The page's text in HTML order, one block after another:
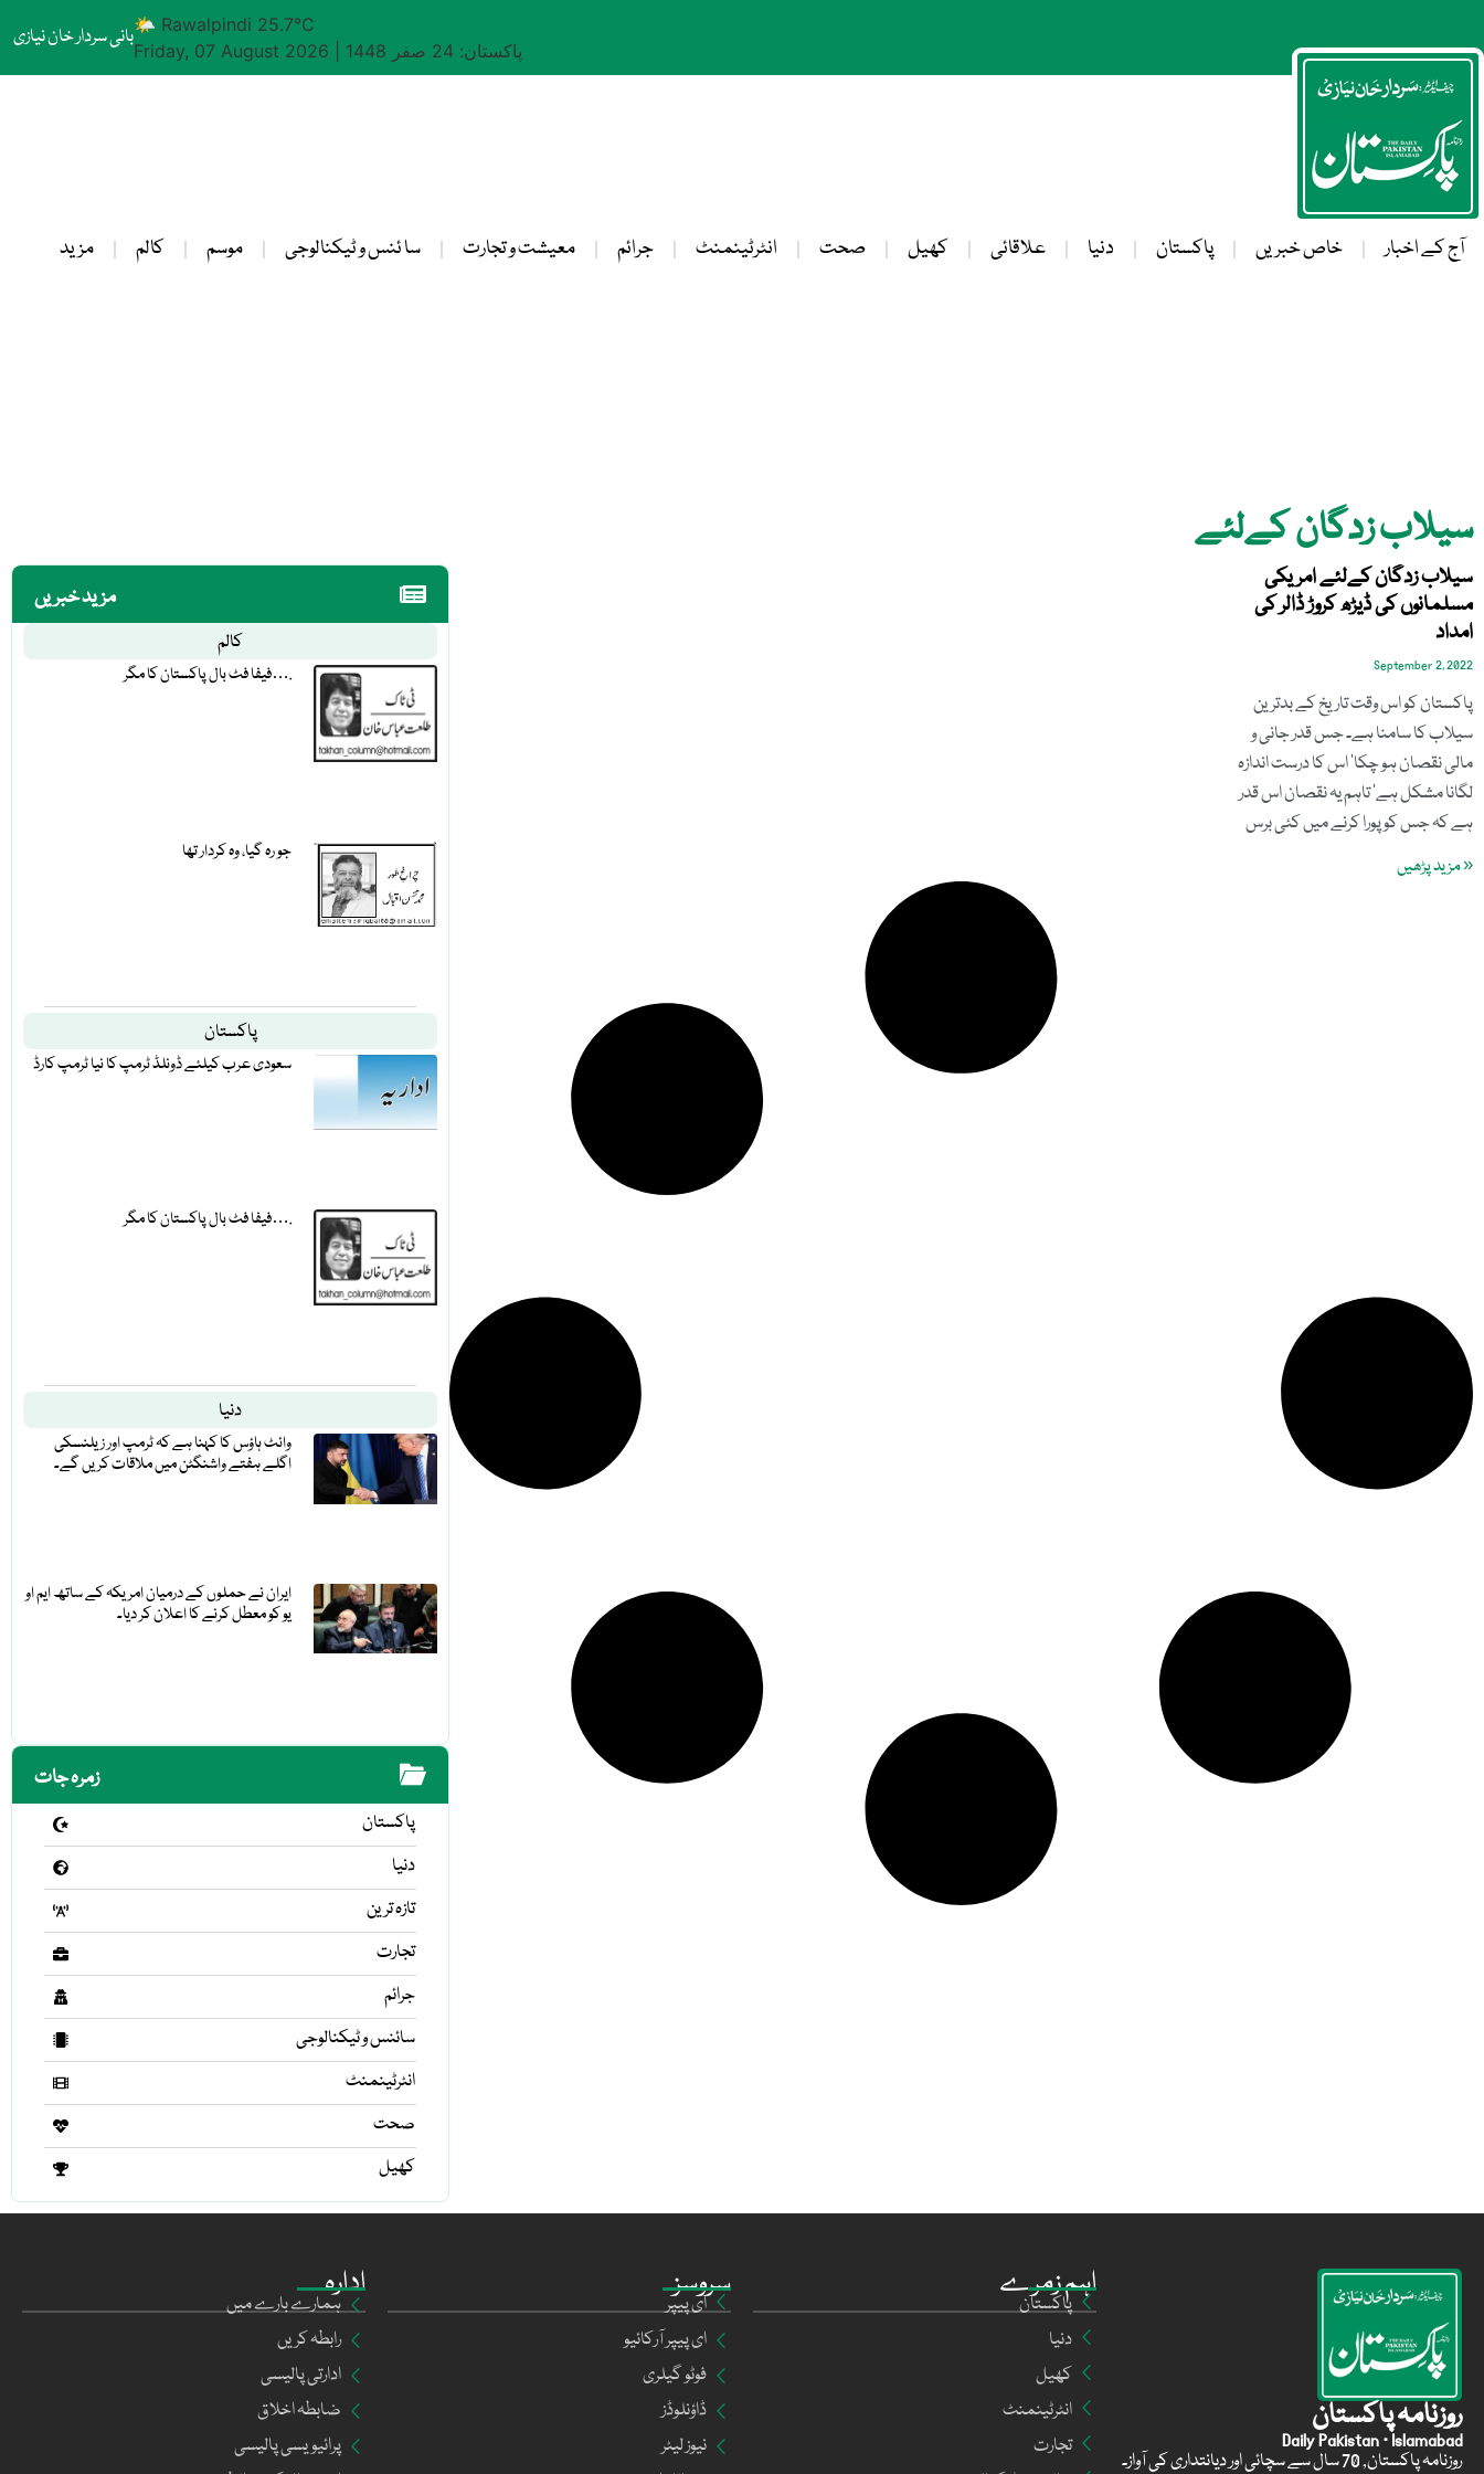
بانی سردار خان نیازی🌤 Rawalpindi 25.7°C
Friday, 07 August 2026
پاکستان: 24 صفر 1448
آج کے اخبار خاص خبریں پاکستان دنیا علاقائی کھیل صحت انٹرٹینمنٹ جرائم معیشت و تجارت سا ئنس و ٹیکنالوجی موسم کالم مزید
سیلاب زدگان کےلئے
مزید خبریں
کالم
فیفا فٹ بال پاکستان کا مگر….
جو رہ گیا، وہ کردار تھا
پاکستان
سعودی عرب کیلئے ڈونلڈ ٹرمپ کا نیا ٹرمپ کارڈ
فیفا فٹ بال پاکستان کا مگر….
دنیا
وائٹ ہاؤس کا کہنا ہے کہ ٹرمپ اور زیلنسکی
اگلے ہفتے واشنگٹن میں ملاقات کریں گے۔
ایران نے حملوں کے درمیان امریکہ کے ساتھ ایم او
یو کو معطل کرنے کا اعلان کر دیا۔
زمرہ جات
پاکستان
دنیا
تازہ ترین
تجارت
جرائم
سائنس و ٹیکنالوجی
انٹرٹینمنٹ
صحت
کھیل
سیلاب زدگان کےلئے امریکی
مسلمانوں کی ڈیڑھ کروڑ ڈالر کی
امداد
September 2, 2022
پاکستان کو اس وقت تاریخ کے بدترین
سیلاب کا سامنا ہے۔ جس قدر جانی و
مالی نقصان ہو چکا‘ اس کا درست اندازہ
لگانا مشکل ہے‘ تاہم یہ نقصان اس قدر
ہے کہ جس کو پورا کرنے میں کئی برس
« مزید پڑھیں
ادارہ
ہمارے بارے میں
رابطہ کریں
ادارتی پالیسی
ضابطہ اخلاق
پرائیویسی پالیسی
سروسز
ای پیپر
ای پیپر آرکائیو
فوٹو گیلری
ڈاؤنلوڈز
نیوز لیٹر
اہم زمرے
پاکستان
دنیا
کھیل
انٹرٹینمنٹ
تجارت
روزنامہ پاکستان
Daily Pakistan · Islamabad
روزنامہ پاکستان, 70 سال سے سچائی اور دیانتداری کی آواز۔